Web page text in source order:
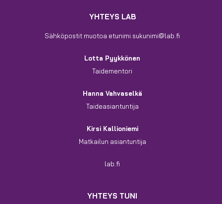
YHTEYS LAB
Sähköpostit muotoa etunimi.sukunimi@lab.fi
Lotta Pyykkönen
Taidementori
Hanna Vahvaselkä
Taideasiantuntija
Kirsi Kallioniemi
Matkailun asiantuntija
lab.fi
YHTEYS TUNI